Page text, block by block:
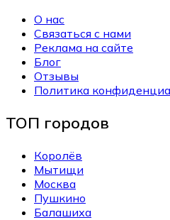
О нас
Связаться с нами
Реклама на сайте
Блог
Отзывы
Политика
ТОП городов
Королёв
Мытищи
Москва
Пушкино
Балашиха